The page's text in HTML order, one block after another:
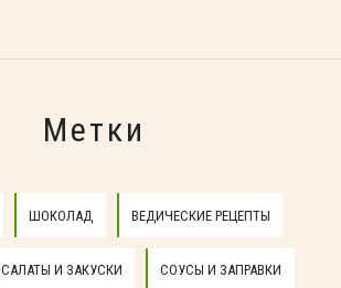
Метки
ШОКОЛАД ВЕДИЧЕСКИЕ РЕЦЕПТЫ
САЛАТЫ И ЗАКУСКИ СОУСЫ И ЗАПРАВКИ